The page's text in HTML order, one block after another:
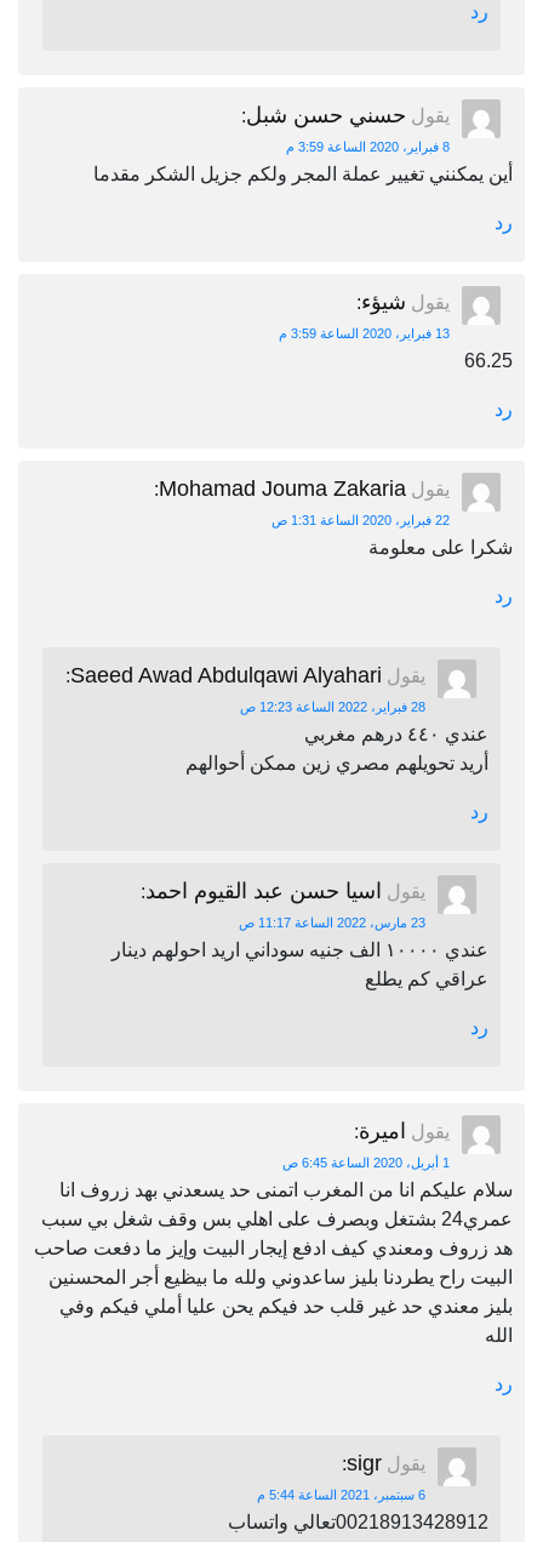
رد
يقول حسني حسن شبل:
8 فبراير، 2020 الساعة 3:59 م
أين يمكنني تغيير عملة المجر ولكم جزيل الشكر مقدما
رد
يقول شيؤء:
13 فبراير، 2020 الساعة 3:59 م
66.25
رد
يقول Mohamad Jouma Zakaria
:
22 فبراير، 2020 الساعة 1:31 ص
شكرا على معلومة
رد
يقول Saeed Awad Abdulqawi Alyahari
:
28 فبراير، 2022 الساعة 12:23 ص
عندي ٤٤٠ درهم مغربي
أريد تحويلهم مصري زين ممكن أحوالهم
رد
يقول اسيا حسن عبد القيوم احمد:
23 مارس، 2022 الساعة 11:17 ص
عندي ١٠٠٠٠ الف جنيه سوداني اريد احولهم دينار
عراقي كم يطلع
رد
يقول اميرة:
1 أبريل، 2020 الساعة 6:45 ص
سلام عليكم انا من المغرب اتمنى حد يسعدني بهد زروف انا
عمري24 بشتغل وبصرف على اهلي بس وقف شغل بي سبب
هد زروف ومعندي كيف ادفع إيجار البيت وإيز ما دفعت صاحب
البيت راح يطردنا بليز ساعدوني ولله ما بيظيع أجر المحسنين
بليز معندي حد غير قلب حد فيكم يحن عليا أملي فيكم وفي
الله
رد
يقول sigr
:
6 سبتمبر، 2021 الساعة 5:44 م
00218913428912تعالي واتساب